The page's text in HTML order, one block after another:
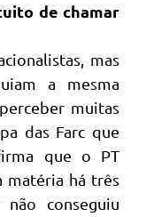
de chamar
mas
a mesma
muitas
das Farc que
que o PT
matéria há três
conseguiu